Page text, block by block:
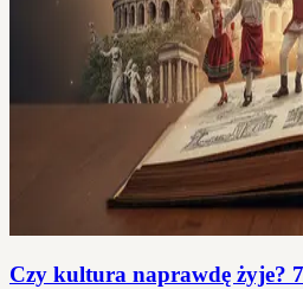
Czy kultura naprawdę żyje?